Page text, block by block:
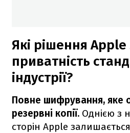
Які рішення
приватність
індустрії?
Повне шифрування, яке
резервні копії. Однією з
сторін Apple